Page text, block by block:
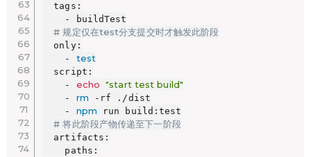
  tags:
    - buildTest
# 规定仅在test分支提交时才触发此阶段
  only:
    -
test
  script:
    -
echo "start test build"
    -
rm -rf ./dist
    -
npm run build:test
# 将此阶段产物传递至下一阶段
  artifacts:
    paths: